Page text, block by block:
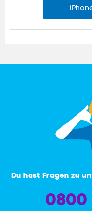
Du hast Fragen zu
0800